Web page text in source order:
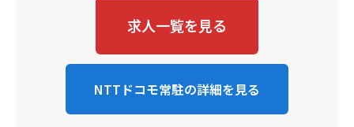
求人一覧を見る
NTTドコモ常駐の詳細を見る